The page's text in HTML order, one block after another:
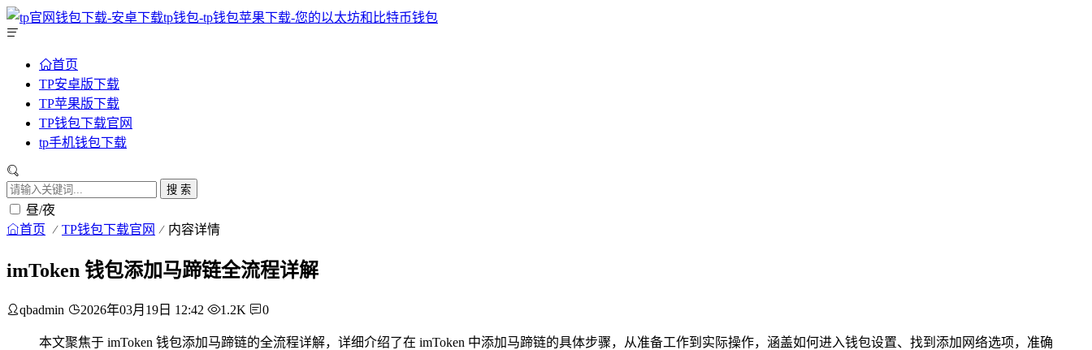
首页
TP安卓版下载
TP苹果版下载
TP钱包下载官网
tp手机钱包下载
搜 索
昼/夜
首页 TP钱包下载官网 内容详情
imToken 钱包添加马蹄链全流程详解
qbadmin 2026年03月19日 12:42 1.2K 0
本文聚焦于 imToken 钱包添加马蹄链的全流程详解，详细介绍了在 imToken 中添加马蹄链的具体步骤，从准备工作到实际操作，涵盖如何进入钱包设置、找到添加网络选项，准确